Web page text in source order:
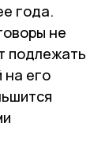
года.
не
подлежать
на его